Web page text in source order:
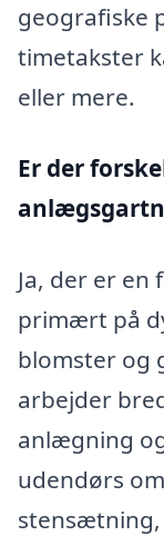
geografiske
timetakster
eller mere.
Er der
Ja, der er
primært på
blomster og
arbejder
anlægning
udendørs